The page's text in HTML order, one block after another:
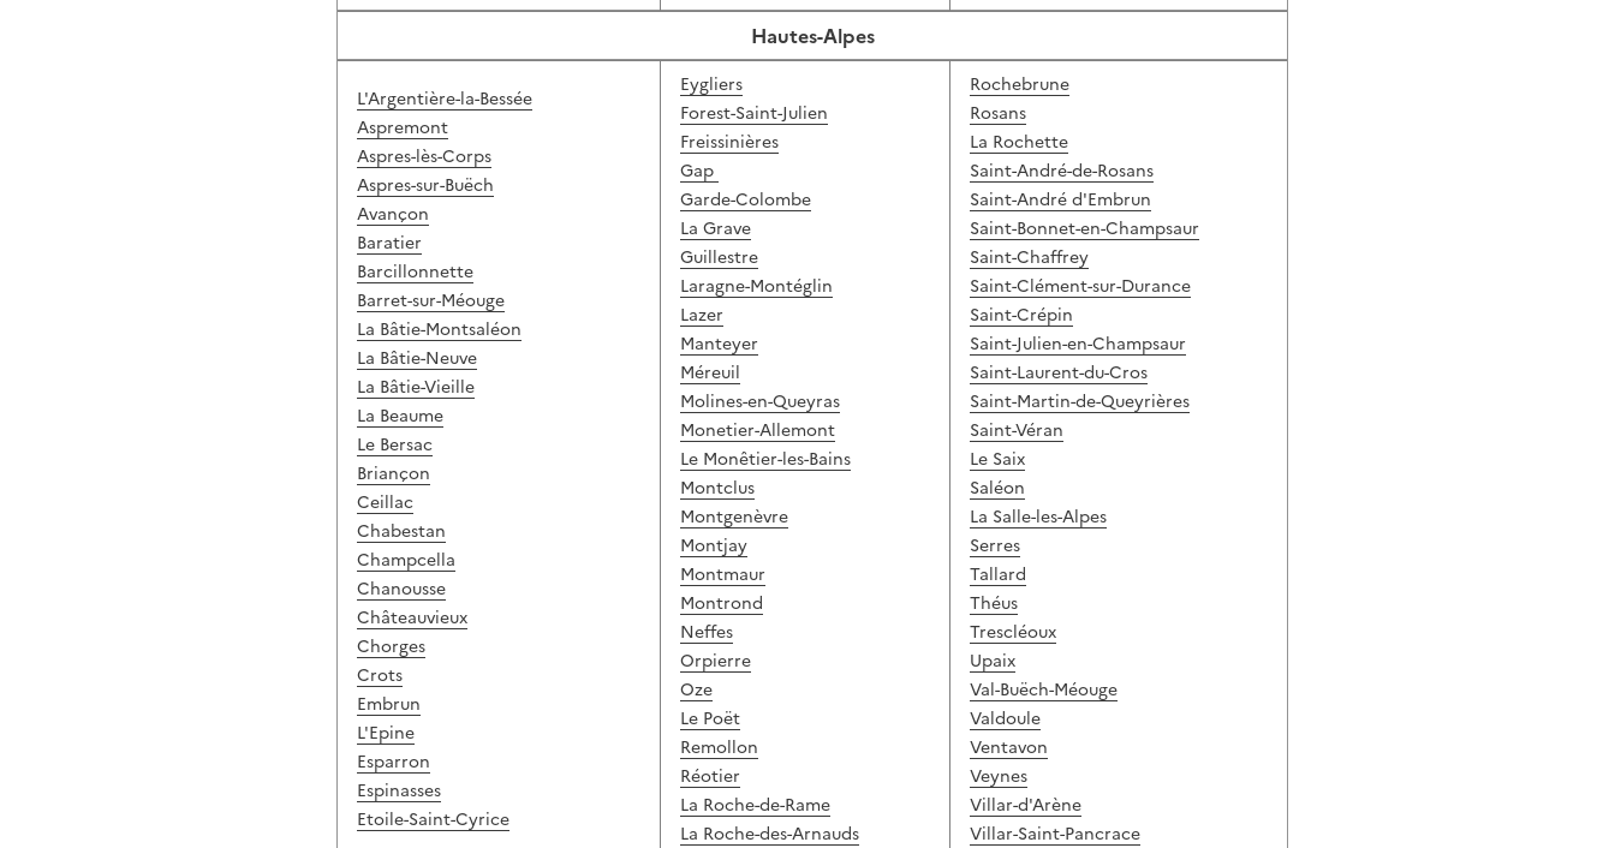
Hautes-Alpes
L'Argentière-la-Bessée
Aspremont
Aspres-lès-Corps
Aspres-sur-Buëch
Avançon
Baratier
Barcillonnette
Barret-sur-Méouge
La Bâtie-Montsaléon
La Bâtie-Neuve
La Bâtie-Vieille
La Beaume
Le Bersac
Briançon
Ceillac
Chabestan
Champcella
Chanousse
Châteauvieux
Chorges
Crots
Embrun
L'Epine
Esparron
Espinasses
Etoile-Saint-Cyrice
Eygliers
Forest-Saint-Julien
Freissinières
Gap
Garde-Colombe
La Grave
Guillestre
Laragne-Montéglin
Lazer
Manteyer
Méreuil
Molines-en-Queyras
Monetier-Allemont
Le Monêtier-les-Bains
Montclus
Montgenèvre
Montjay
Montmaur
Montrond
Neffes
Orpierre
Oze
Le Poët
Remollon
Réotier
La Roche-de-Rame
La Roche-des-Arnauds
Rochebrune
Rosans
La Rochette
Saint-André-de-Rosans
Saint-André d'Embrun
Saint-Bonnet-en-Champsaur
Saint-Chaffrey
Saint-Clément-sur-Durance
Saint-Crépin
Saint-Julien-en-Champsaur
Saint-Laurent-du-Cros
Saint-Martin-de-Queyrières
Saint-Véran
Le Saix
Saléon
La Salle-les-Alpes
Serres
Tallard
Théus
Trescléoux
Upaix
Val-Buëch-Méouge
Valdoule
Ventavon
Veynes
Villar-d'Arène
Villar-Saint-Pancrace